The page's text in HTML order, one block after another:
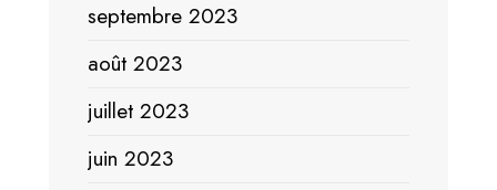
septembre 2023
août 2023
juillet 2023
juin 2023